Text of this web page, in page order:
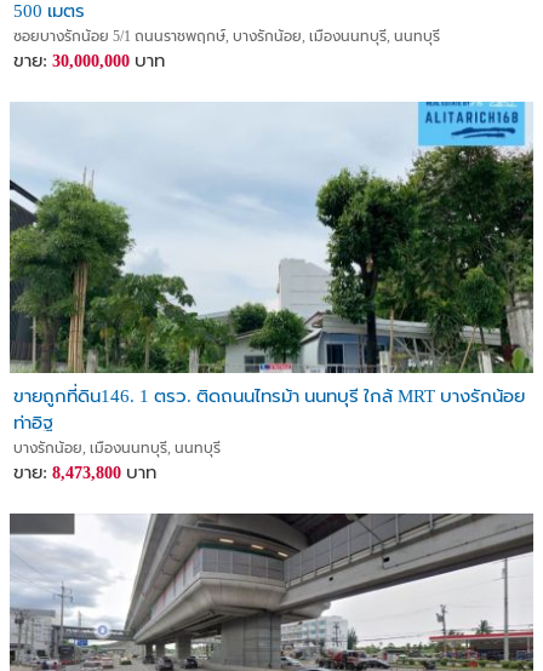
500 เมตร
ซอยบางรักน้อย 5/1 ถนนราชพฤกษ์, บางรักน้อย, เมืองนนทบุรี, นนทบุรี
ขาย: 30,000,000 บาท
ขายถูกที่ดิน146. 1 ตรว. ติดถนนไทรม้า นนทบุรี ใกล้ MRT บางรักน้อย
ท่าอิฐ
บางรักน้อย, เมืองนนทบุรี, นนทบุรี
ขาย: 8,473,800 บาท